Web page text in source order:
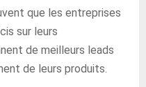
que les entreprises
sur leurs
de meilleurs leads
de leurs produits.